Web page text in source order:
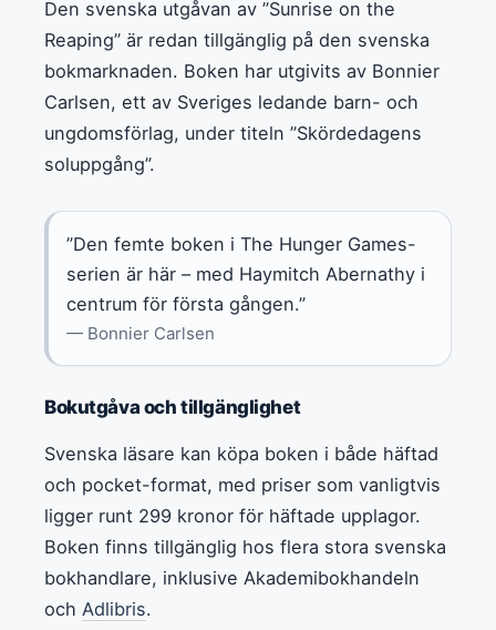
Den svenska utgåvan av ”Sunrise on the
Reaping” är redan tillgänglig på den svenska
bokmarknaden. Boken har utgivits av Bonnier
Carlsen, ett av Sveriges ledande barn- och
ungdomsförlag, under titeln ”Skördedagens
soluppgång”.
”Den femte boken i The Hunger Games-
serien är här – med Haymitch Abernathy i
centrum för första gången.”
— Bonnier Carlsen
Bokutgåva och tillgänglighet
Svenska läsare kan köpa boken i både häftad
och pocket-format, med priser som vanligtvis
ligger runt 299 kronor för häftade upplagor.
Boken finns tillgänglig hos flera stora svenska
bokhandlare, inklusive Akademibokhandeln
och Adlibris.